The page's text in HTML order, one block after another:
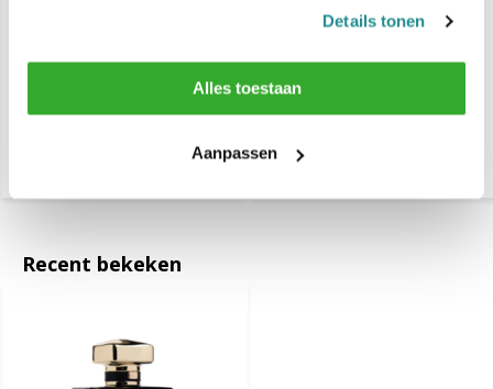
Details tonen
Alles toestaan
Aanpassen
AMOERI Hair Wax Matte AMOERI BIO Hair Oil
100ml ( Unisex )
€ 29,95
Recent bekeken